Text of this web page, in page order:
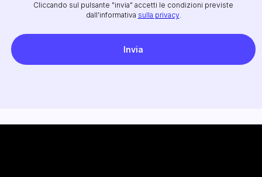
Cliccando sul pulsante "invia" accetti le condizioni previste
dall'informativa sulla privacy.